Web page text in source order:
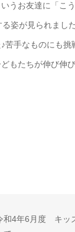
うお友達に「こ
姿が見られまし
手なものにも
もたちが伸び伸
和4年6月度 キッ